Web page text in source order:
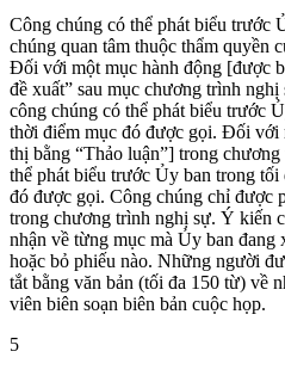
Công chúng có thể phát biểu trước
chúng quan tâm thuộc thẩm quyền
Đối với một mục hành động [được
đề xuất” sau mục chương trình
công chúng có thể phát biểu trước
thời điểm mục đó được gọi. Đối với
thị bằng “Thảo luận”] trong
thể phát biểu trước Ủy ban trong
đó được gọi. Công chúng chỉ được
trong chương trình nghị sự. Ý kiến
nhận về từng mục mà Ủy ban
hoặc bỏ phiếu nào. Những người
tắt bằng văn bản (tối đa 150 từ) về
viên biên soạn biên bản cuộc họp.
5